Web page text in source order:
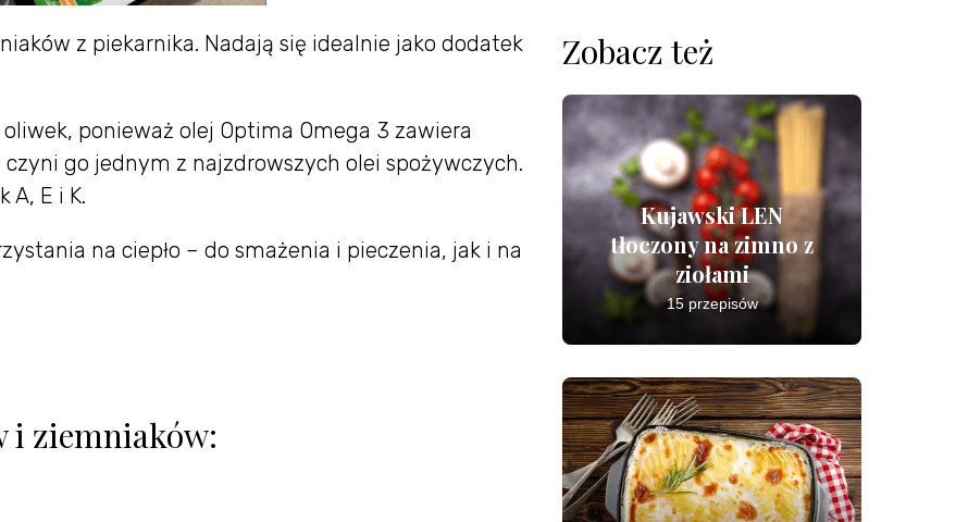
z piekarnika. Nadają się idealnie jako dodatek
ponieważ olej Optima Omega 3 zawiera
czyni go jednym z najzdrowszych olei spożywczych.
E i K.
na ciepło – do smażenia i pieczenia, jak i na
i ziemniaków:
Zobacz też
Kujawski LEN
tłoczony na zimno z
ziołami
15 przepisów